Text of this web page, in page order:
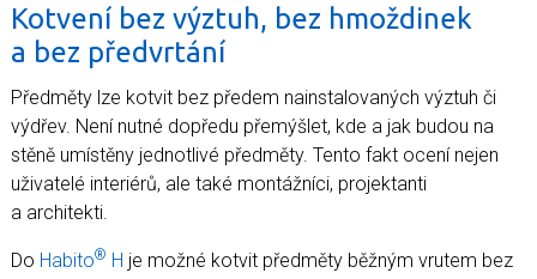
Kotvení bez výztuh, bez hmoždinek
a bez předvrtání
Předměty lze kotvit bez předem nainstalovaných výztuh či
výdřev. Není nutné dopředu přemýšlet, kde a jak budou na
stěně umístěny jednotlivé předměty. Tento fakt ocení nejen
uživatelé interiérů, ale také montážníci, projektanti
a architekti.
Do Habito® H je možné kotvit předměty běžným vrutem bez